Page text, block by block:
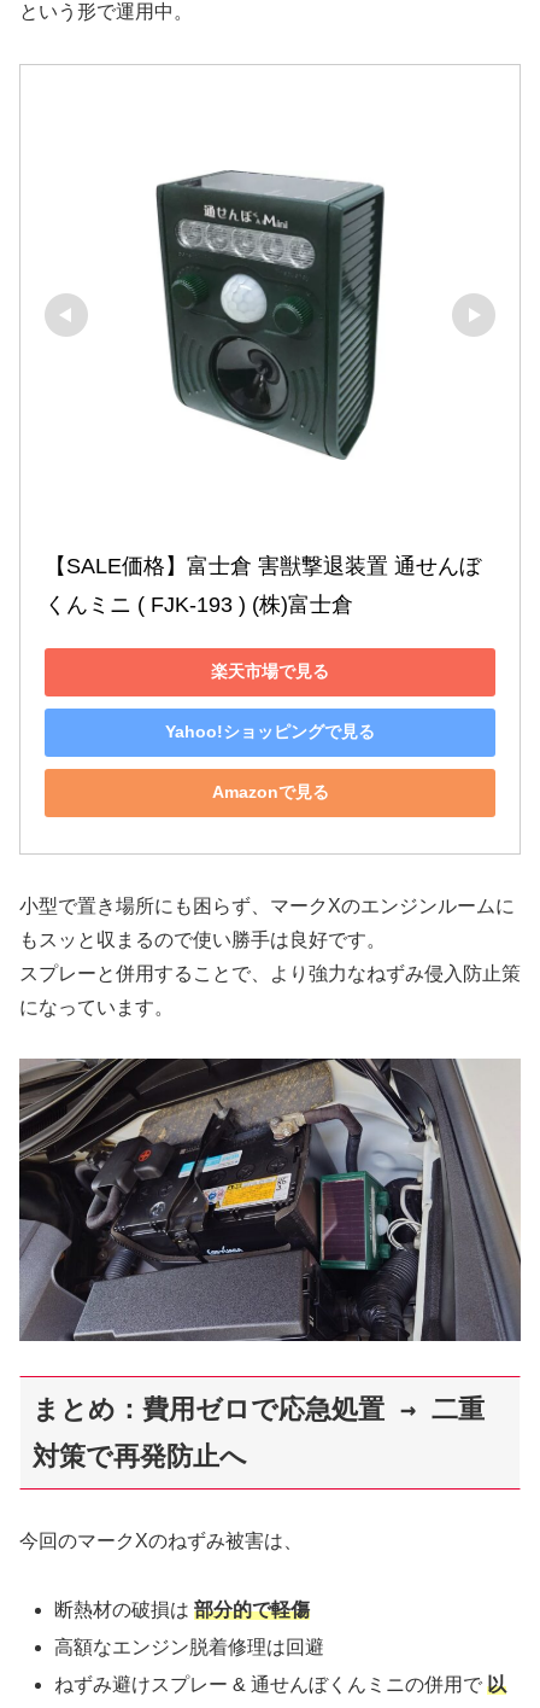
という形で運用中。
【SALE価格】富士倉 害獣撃退装置 通せんぼ
くんミニ ( FJK-193 ) (株)富士倉
楽天市場で見る
Yahoo!ショッピングで見る
Amazonで見る
小型で置き場所にも困らず、マークXのエンジンルームに
もスッと収まるので使い勝手は良好です。
スプレーと併用することで、より強力なねずみ侵入防止策
になっています。
まとめ：費用ゼロで応急処置 → 二重
対策で再発防止へ
今回のマークXのねずみ被害は、
断熱材の破損は部分的で軽傷
高額なエンジン脱着修理は回避
ねずみ避けスプレー & 通せんぼくんミニの併用で以